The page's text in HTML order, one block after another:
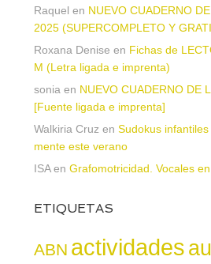
Raquel en NUEVO CUADERNO
2025 (SUPERCOMPLETO Y
Roxana Denise en Fichas de
M (Letra ligada e imprenta)
sonia en NUEVO CUADERNO DE
[Fuente ligada e imprenta]
Walkiria Cruz en Sudokus
mente este verano
ISAen Grafomotricidad. Vocales
ETIQUETAS
ABN actividades